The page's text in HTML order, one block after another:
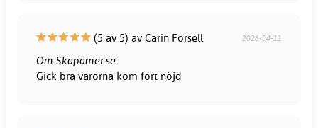
(5 av 5) av Carin Forsell 2026-04-11
Om Skapamer.se:
Gick bra varorna kom fort nöjd